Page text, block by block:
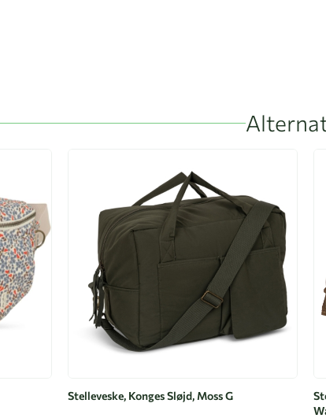
Stelleveske, Konges Sløjd, Moss G